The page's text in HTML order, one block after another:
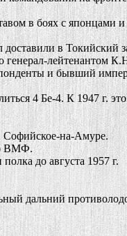
в боях с японцами и
в Токийский
лейтенантом
и бывший
4 Бе-4. К 1947 г.
Софийское-на-Амуре.
ВМФ.
до августа 1957 г.
дальний